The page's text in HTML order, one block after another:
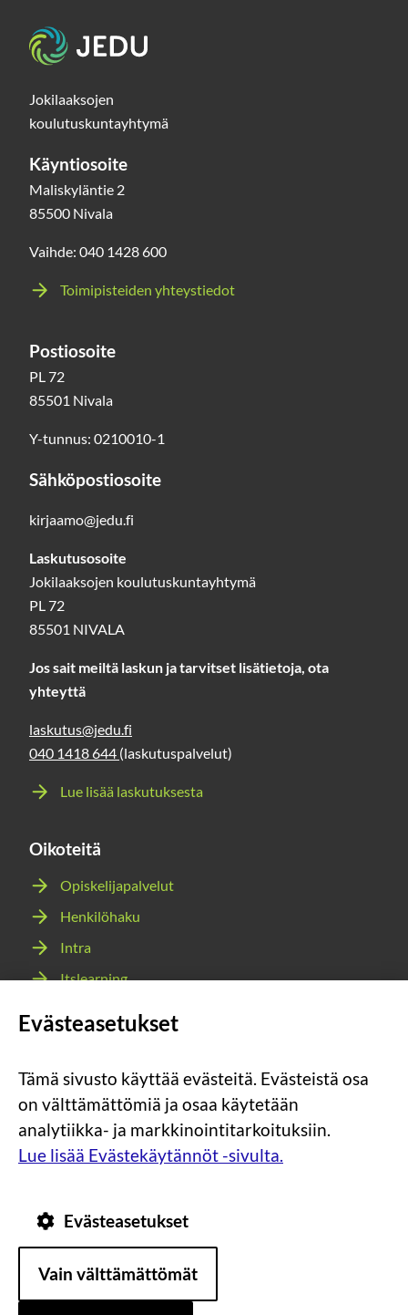
Etusivu
Jokilaaksojen
koulutuskuntayhtymä
Käyntiosoite
Maliskyläntie 2
85500 Nivala
Vaihde: 040 1428 600
Toimipisteiden yhteystiedot
Postiosoite
PL 72
85501 Nivala
Y-tunnus: 0210010-1
Sähköpostiosoite
kirjaamo@jedu.fi
Laskutusosoite
Jokilaaksojen koulutuskuntayhtymä
PL 72
85501 NIVALA
Jos sait meiltä laskun ja tarvitset lisätietoja, ota
yhteyttä
laskutus@jedu.fi
040 1418 644 (laskutuspalvelut)
Lue lisää laskutuksesta
Oikoteitä
Opiskelijapalvelut
Henkilöhaku
Intra
Itslearning
Sosiaalinen
media:
instagram
Sosiaalinen
media:
facebook
Sosiaalinen
media:
youtube
Sosiaalinen
media:
snapchat
Tietosuoja
Tietoa
Evästeasetukset
Tämä sivusto käyttää evästeitä. Evästeistä osa
on välttämättömiä ja osaa käytetään
analytiikka- ja markkinointitarkoituksiin.
Lue lisää Evästekäytännöt -sivulta.
Evästeasetukset
Vain välttämättömät